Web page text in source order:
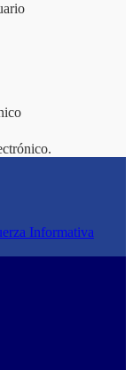
Informativa